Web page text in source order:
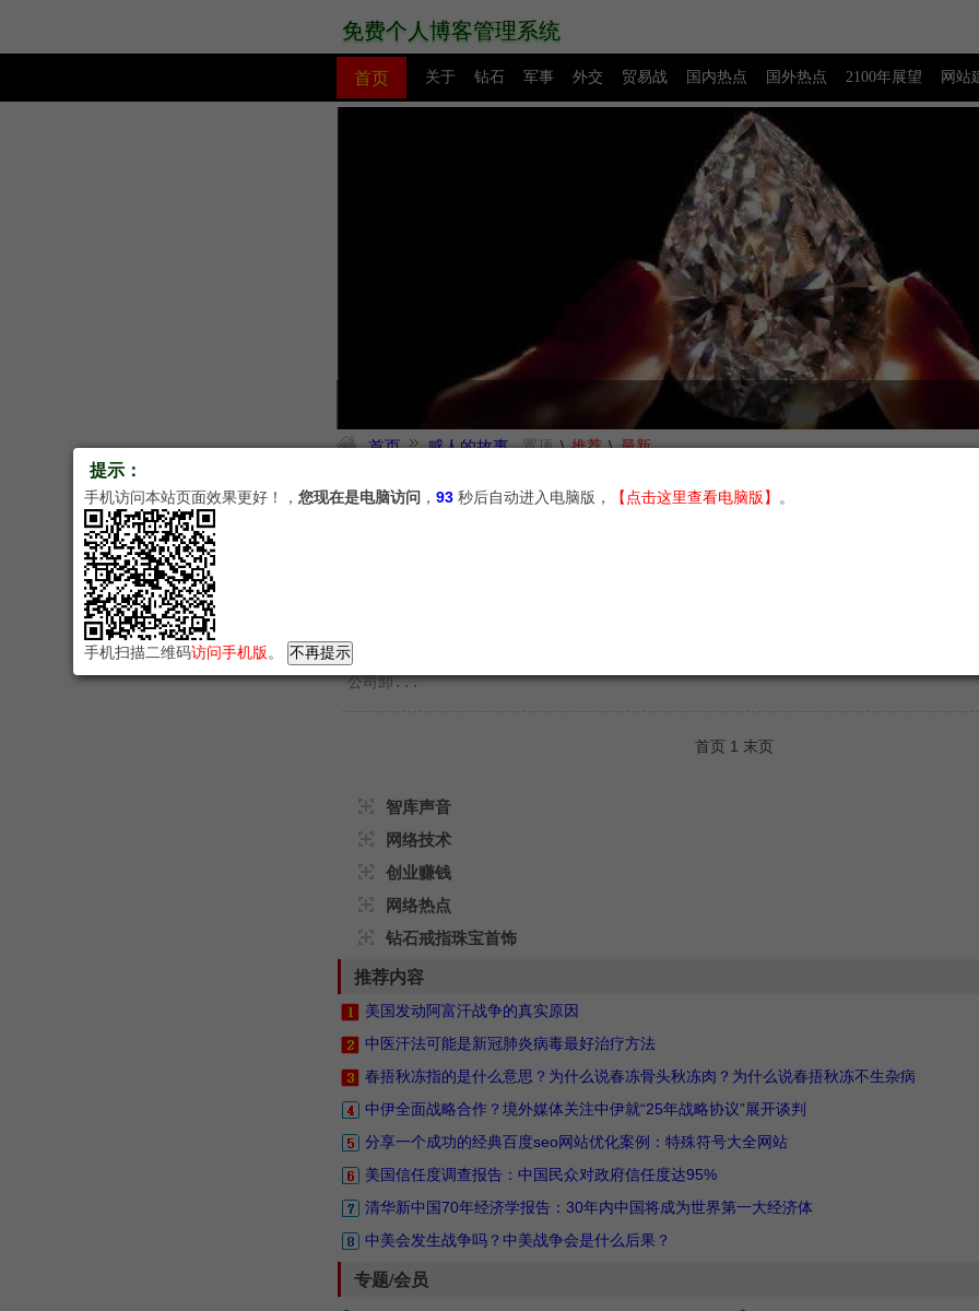
免费个人博客管理系统
首页 关于 钻石 军事 外交 贸易战 国内热点 国外热点 2100年展望 网站
网络热点 图片展示
首页 感人的故事 置顶 \推荐\ 最新
感人故事 全球最感人的故事文章和感人的句子大全
原创 遇史坊“50年后，中国将根除乙肝疾病。”这句话不是我国某位科学家说出来的慷慨壮语
公司卸...
首页 1 末页
智库声音
网络技术
创业赚钱
网络热点
钻石戒指珠宝首饰
推荐内容
美国发动阿富汗战争的真实原因
中医汗法可能是新冠肺炎病毒最好治疗方法
春捂秋冻指的是什么意思？为什么说春冻骨头秋冻肉？为什么说春捂秋冻不生杂病
中伊全面战略合作？境外媒体关注中伊就“25年战略协议”展开谈判
分享一个成功的经典百度seo网站优化案例：特殊符号大全网站
美国信任度调查报告：中国民众对政府信任度达95%
清华新中国70年经济学报告：30年内中国将成为世界第一大经济体
中美会发生战争吗？中美战争会是什么后果？
专题/会员
提示：
手机访问本站页面效果更好！，您现在是电脑访问 ，92 秒后自动进入电脑版， 【点击这里查看电脑版】 。
手机扫描二维码访问手机版。